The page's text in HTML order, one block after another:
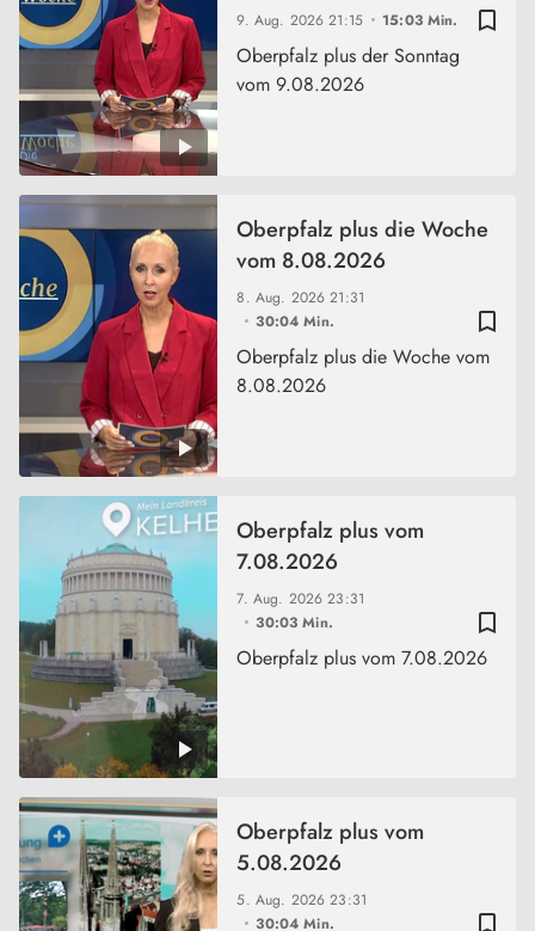
bookmark_border
9. Aug. 202621:15 15:03 Min.
Oberpfalz plus der Sonntag
vom 9.08.2026
bookmark_border
8. Aug. 202621:31
30:04 Min.
Oberpfalz plus die Woche
vom 8.08.2026
Oberpfalz plus die Woche vom
8.08.2026
bookmark_border
7. Aug. 202623:31
30:03 Min.
Oberpfalz plus vom
7.08.2026
Oberpfalz plus vom 7.08.2026
bookmark_border
5. Aug. 202623:31
30:04 Min.
Oberpfalz plus vom
5.08.2026